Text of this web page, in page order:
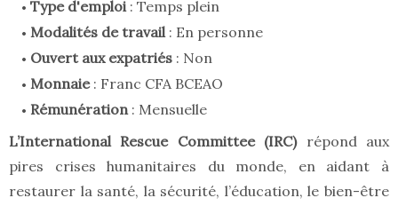
Type d'emploi: Temps plein
Modalités de travail: En personne
Ouvert aux expatriés : Non
Monnaie: Franc CFA BCEAO
Rémunération : Mensuelle
L’International Rescue Committee (IRC)répond aux
pires crises humanitaires du monde, en aidant à
restaurer la santé, la sécurité, l’éducation, le bien-être